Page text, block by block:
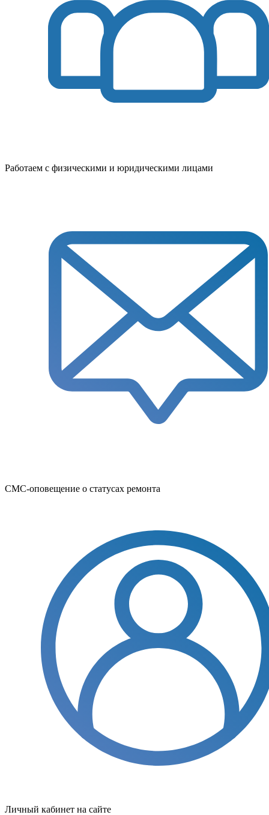
Работаем с физическими и юридическими лицами
СМС-оповещение о статусах ремонта
Личный кабинет на сайте